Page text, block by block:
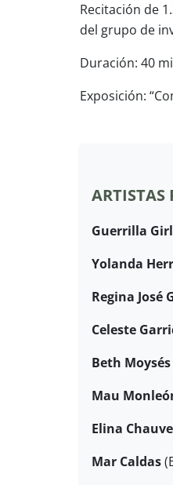
Recitación de
del grupo de
Duración: 40
Exposición:
ARTISTAS
Guerrilla
Yolanda
Regina José
Celeste
Beth Moysés
Mau
Elina
Mar Caldas